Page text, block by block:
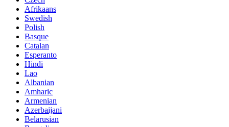
Afrikaans
Swedish
Polish
Basque
Catalan
Esperanto
Hindi
Lao
Albanian
Amharic
Armenian
Azerbaijani
Belarusian